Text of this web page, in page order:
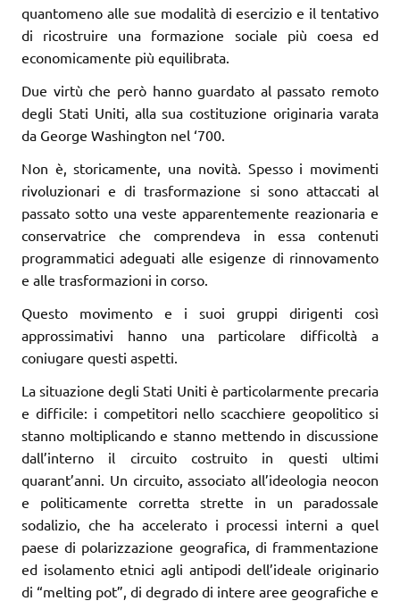
quantomeno alle sue modalità di esercizio e il tentativo
di ricostruire una formazione sociale più coesa ed
economicamente più equilibrata.
Due virtù che però hanno guardato al passato remoto
degli Stati Uniti, alla sua costituzione originaria varata
da George Washington nel ‘700.
Non è, storicamente, una novità. Spesso i movimenti
rivoluzionari e di trasformazione si sono attaccati al
passato sotto una veste apparentemente reazionaria e
conservatrice che comprendeva in essa contenuti
programmatici adeguati alle esigenze di rinnovamento
e alle trasformazioni in corso.
Questo movimento e i suoi gruppi dirigenti così
approssimativi hanno una particolare difficoltà a
coniugare questi aspetti.
La situazione degli Stati Uniti è particolarmente precaria
e difficile: i competitori nello scacchiere geopolitico si
stanno moltiplicando e stanno mettendo in discussione
dall’interno il circuito costruito in questi ultimi
quarant’anni. Un circuito, associato all’ideologia neocon
e politicamente corretta strette in un paradossale
sodalizio, che ha accelerato i processi interni a quel
paese di polarizzazione geografica, di frammentazione
ed isolamento etnici agli antipodi dell’ideale originario
di “melting pot”, di degrado di intere aree geografiche e